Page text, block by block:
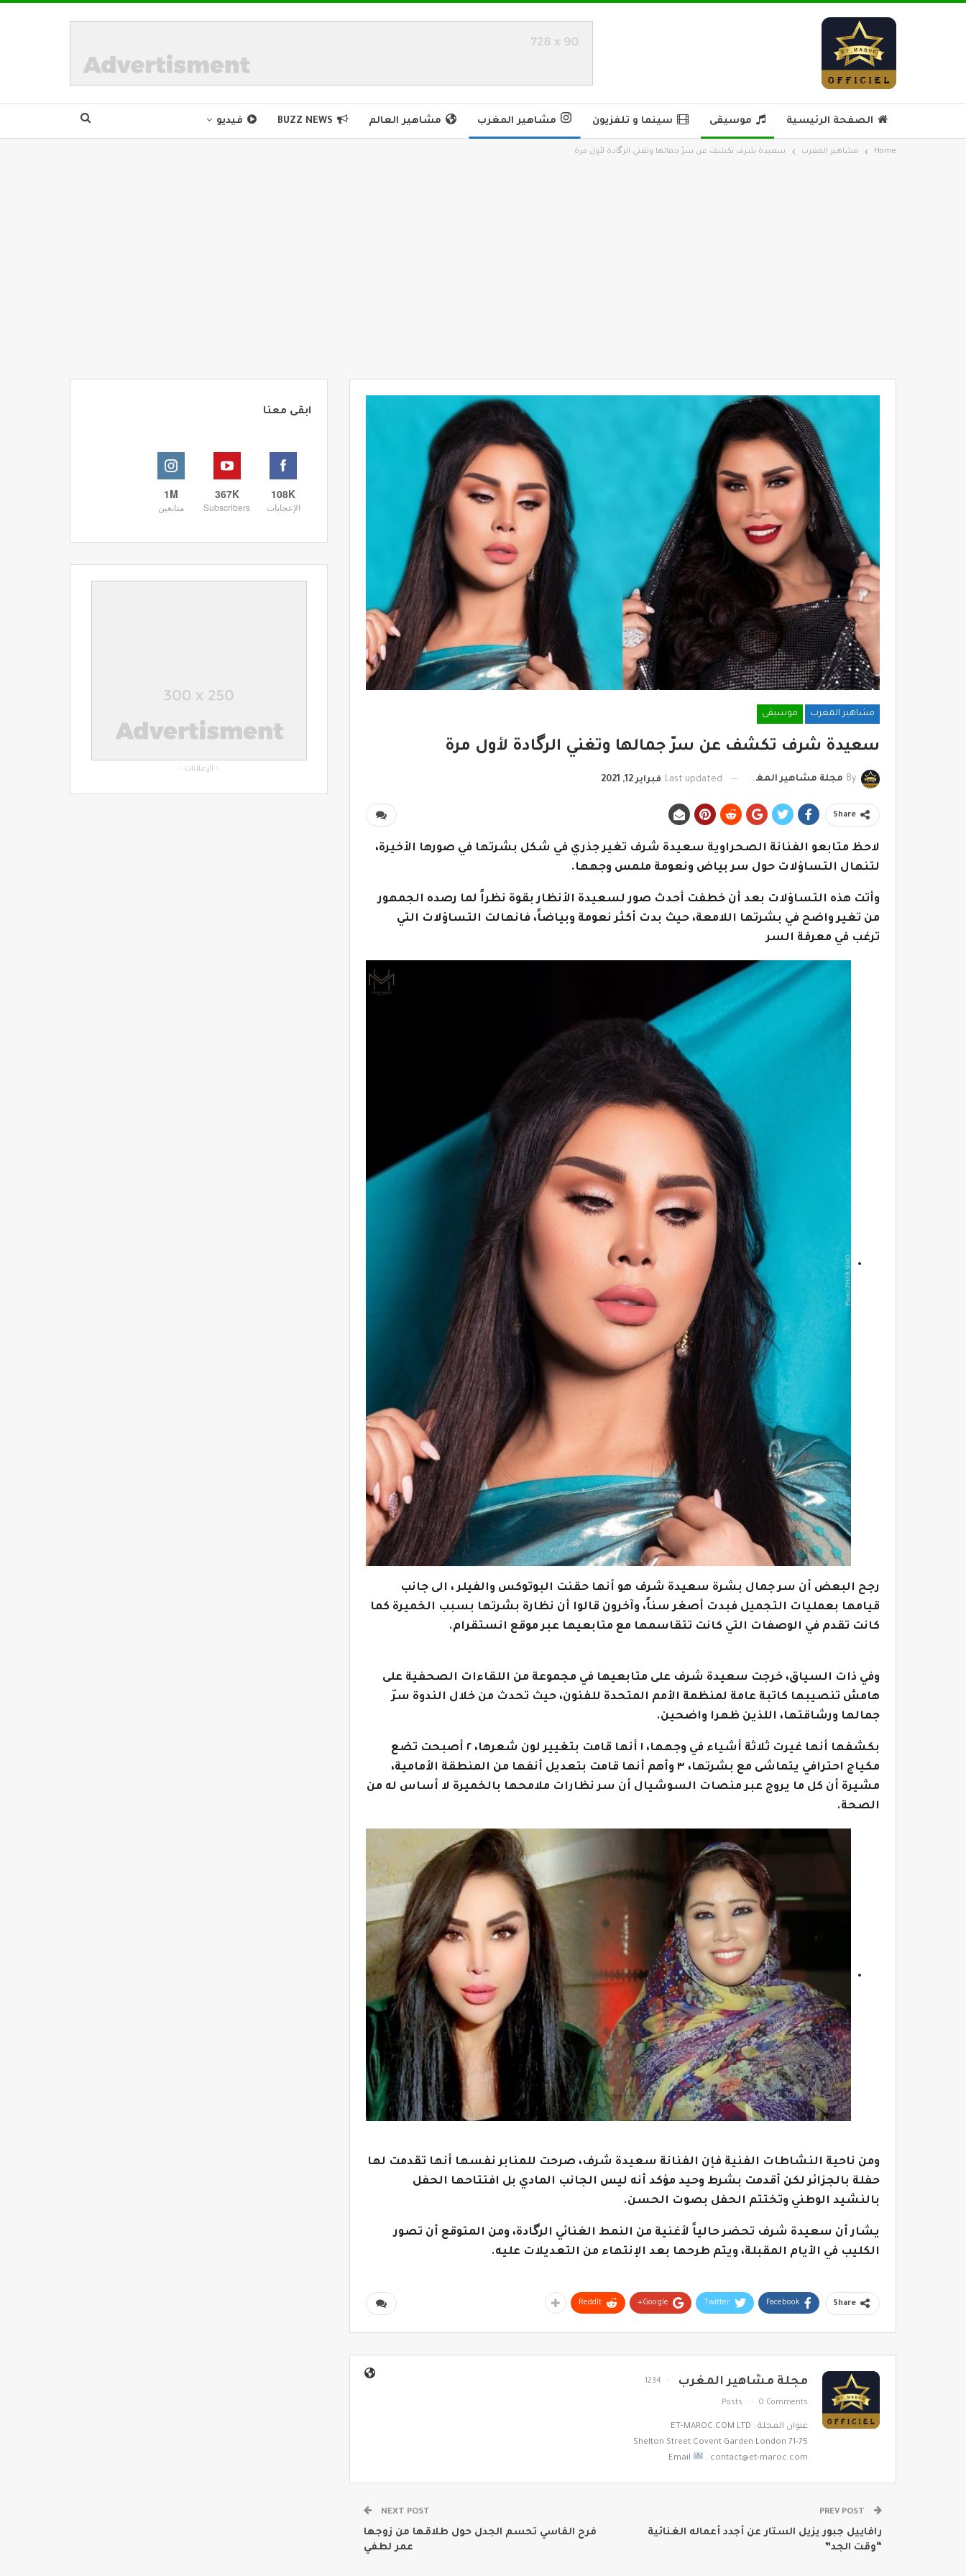
الصفحة الرئيسية موسيقى سينما و تلفزيون مشاهير المغرب مشاهير العالم BUZZ NEWS فيديو
Home مشاهير المغرب سعيدة شرف تكشف عن سرّ جمالها وتغني الرگادة لأول مرة
مشاهير المغرب موسيقى
سعيدة شرف تكشف عن سرّ جمالها وتغني الرگادة لأول مرة
By مجلة مشاهير المغرب Last updated فبراير 12, 2021
Share
لاحظ متابعو الفنانة الصحراوية سعيدة شرف تغير جذري في شكل بشرتها في صورها الأخيرة،
لتنهال التساؤلات حول سر بياض ونعومة ملمس وجهها.
وأتت هذه التساؤلات بعد أن خطفت أحدث صور لسعيدة الأنظار بقوة نظراً لما رصده الجمهور
من تغير واضح في بشرتها اللامعة، حيث بدت أكثر نعومة وبياضاً، فانهالت التساؤلات التي
ترغب في معرفة السر
رجح البعض أن سر جمال بشرة سعيدة شرف هو أنها حقنت البوتوكس والفيلر ، الى جانب
قيامها بعمليات التجميل فبدت أصغر سناً، وآخرون قالوا أن نظارة بشرتها بسبب الخميرة كما
كانت تقدم في الوصفات التي كانت تتقاسمها مع متابعيها عبر موقع انستقرام.
وفي ذات السياق، خرجت سعيدة شرف على متابعيها في مجموعة من اللقاءات الصحفية على
هامش تنصيبها كاتبة عامة لمنظمة الأمم المتحدة للفنون، حيث تحدث من خلال الندوة سرّ
جمالها ورشاقتها، اللذين ظهرا واضحين.
بكشفها أنها غيرت ثلاثة أشياء في وجهها، ١ أنها قامت بتغيير لون شعرها، ٢ أصبحت تضع
مكياج احترافي يتماشى مع بشرتها، ٣ وأهم أنها قامت بتعديل أنفها من المنطقة الأمامية،
مشيرة أن كل ما يروج عبر منصات السوشيال أن سر نظارات ملامحها بالخميرة لا أساس له من
الصحة.
ومن ناحية النشاطات الفنية فإن الفنانة سعيدة شرف، صرحت للمنابر نفسها أنها تقدمت لها
حفلة بالجزائر لكن أقدمت بشرط وحيد مؤكد أنه ليس الجانب المادي بل افتتاحها الحفل
بالنشيد الوطني وتختتم الحفل بصوت الحسن.
يشار أن سعيدة شرف تحضر حالياً لأغنية من النمط الغنائي الرگادة، ومن المتوقع أن تصور
الكليب في الأيام المقبلة، ويتم طرحها بعد الإنتهاء من التعديلات عليه.
Share
Facebook
Twitter
Google+
ReddIt
مجلة مشاهير المغرب 1234
Posts 0 Comments
عنوان المجلة : ET-MAROC.COM LTD
71-75 Shelton Street Covent Garden London
Email
: contact@et-maroc.com
رافاييل جبور​ يزيل الستار عن أجدد أعماله الغنائية
“وقت الجد”
NEXT POST
فرح الفاسي تحسم الجدل حول طلاقها من زوجها
عمر لطفي
ابقى معنا
108K
الإعجابات
367K
Subscribers
1M
متابعين
- الإعلانات -